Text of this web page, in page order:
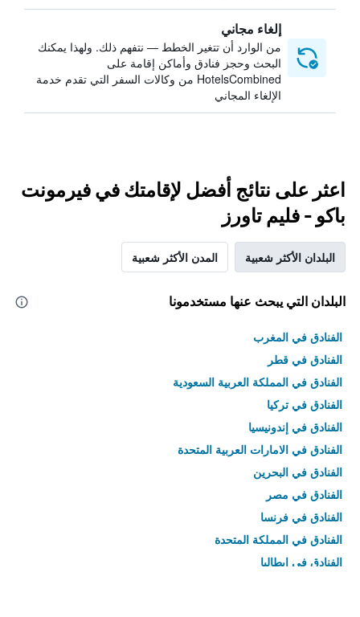
إلغاء مجاني
من الوارد أن تتغير الخطط — نتفهم ذلك. ولهذا يمكنك
البحث وحجز فنادق وأماكن إقامة على
HotelsCombined من وكالات السفر التي تقدم خدمة
الإلغاء المجاني
اعثر على نتائج أفضل لإقامتك في فيرمونت
باكو - فليم تاورز
البلدان الأكثر شعبية المدن الأكثر شعبية
البلدان التي يبحث عنها مستخدمونا
الفنادق في المغرب
الفنادق في قطر
الفنادق في المملكة العربية السعودية
الفنادق في تركيا
الفنادق في إندونيسيا
الفنادق في الامارات العربية المتحدة
الفنادق في البحرين
الفنادق في مصر
الفنادق في فرنسا
الفنادق في المملكة المتحدة
الفنادق في إيطاليا